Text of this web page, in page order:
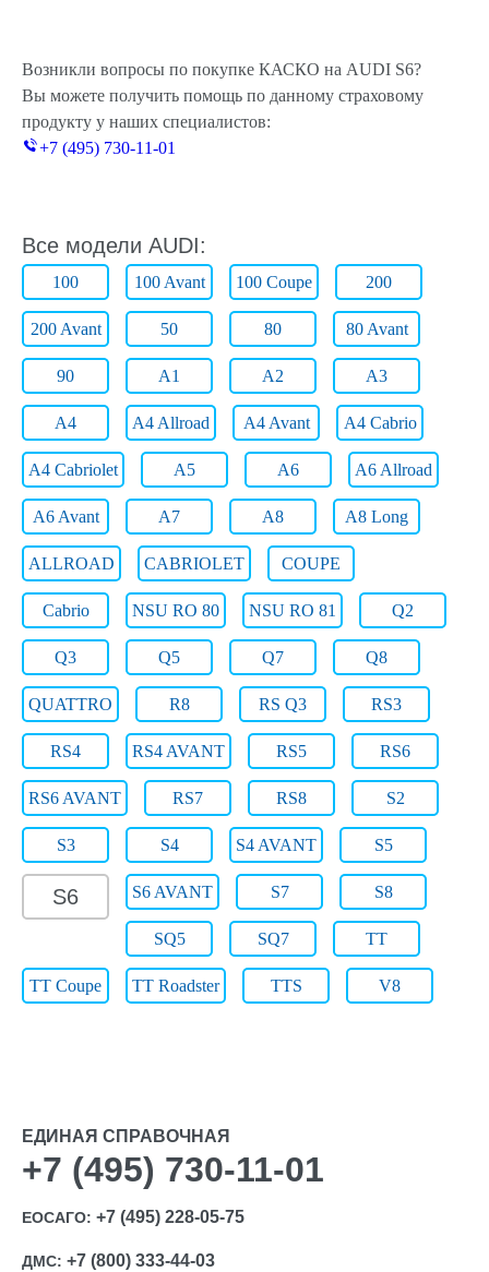
Возникли вопросы по покупке КАСКО на AUDI S6?
Вы можете получить помощь по данному страховому
продукту у наших специалистов:
+7 (495) 730-11-01
Все модели AUDI:
100 100 Avant 100 Coupe 200
200 Avant 50 80 80 Avant
90 A1 A2 A3
A4 A4 Allroad A4 Avant A4 Cabrio
A4 Cabriolet A5 A6 A6 Allroad
A6 Avant A7 A8 A8 Long
ALLROAD CABRIOLET COUPE
Cabrio NSU RO 80 NSU RO 81 Q2
Q3 Q5 Q7 Q8
QUATTRO R8 RS Q3 RS3
RS4 RS4 AVANT RS5 RS6
RS6 AVANT RS7 RS8 S2
S3 S4 S4 AVANT S5
S6 S6 AVANT S7 S8
SQ5 SQ7 TT
TT Coupe TT Roadster TTS V8
ЕДИНАЯ СПРАВОЧНАЯ
+7 (495) 730-11-01
ЕОСАГО: +7 (495) 228-05-75
ДМС: +7 (800) 333-44-03